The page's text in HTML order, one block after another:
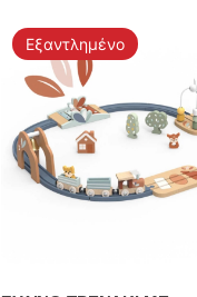
Εξαντλημένο